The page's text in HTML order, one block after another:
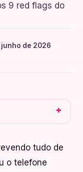
9 red flags do
junho de 2026·
tudo de
o telefone